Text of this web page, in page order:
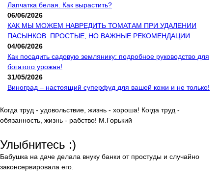
Лапчатка белая. Как вырастить?
06/06/2026
КАК МЫ МОЖЕМ НАВРЕДИТЬ ТОМАТАМ ПРИ УДАЛЕНИИ
ПАСЫНКОВ. ПРОСТЫЕ, НО ВАЖНЫЕ РЕКОМЕНДАЦИИ
04/06/2026
Как посадить садовую землянику: подробное руководство для
богатого урожая!
31/05/2026
Виноград – настоящий суперфуд для вашей кожи и не только!
Когда труд - удовольствие, жизнь - хороша! Когда труд -
обязанность, жизнь - рабство! М.Горький
Улыбнитесь :)
Бабушка на даче делала внуку банки от простуды и случайно
законсервировала его.